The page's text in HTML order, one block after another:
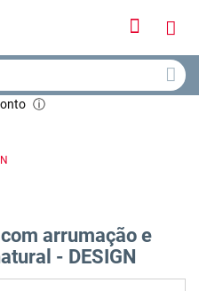
Iniciar
Meu
ⓘ
arrumação e
- DESIGN